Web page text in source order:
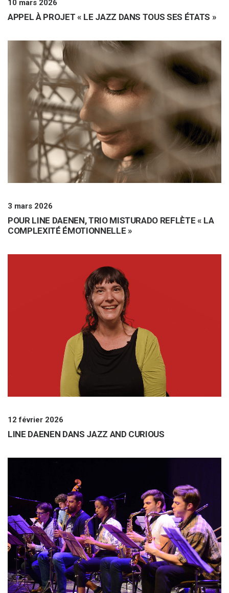
10 mars 2026
APPEL À PROJET « LE JAZZ DANS TOUS SES ÉTATS »
3 mars 2026
POUR LINE DAENEN, TRIO MISTURADO REFLÈTE « LA
COMPLEXITÉ ÉMOTIONNELLE »
12 février 2026
LINE DAENEN DANS JAZZ AND CURIOUS